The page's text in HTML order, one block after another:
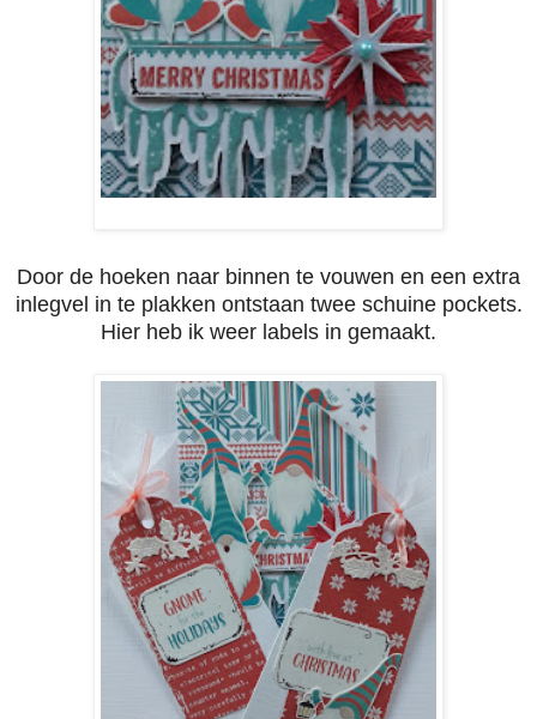
Door de hoeken naar binnen te vouwen en een extra
inlegvel in te plakken ontstaan twee schuine pockets.
Hier heb ik weer labels in gemaakt.